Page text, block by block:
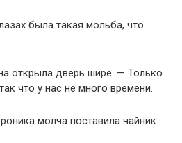
была такая мольба, что
открыла дверь шире. — Только
что у нас не много времени.
молча поставила чайник.